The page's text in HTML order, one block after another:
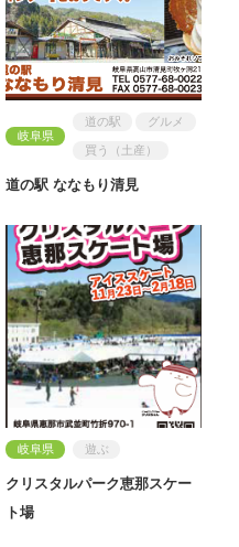
岐阜県
道の駅 グルメ
買う（土産）
道の駅 ななもり清見
岐阜県 遊ぶ
クリスタルパーク恵那スケー
ト場